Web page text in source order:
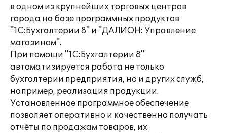
в одном из крупнейших торговых центров
города на базе программных продуктов
"1С:Бухгалтерии 8" и "ДАЛИОН: Управление
магазином".
При помощи "1С:Бухгалтерии 8"
автоматизируется работа не только
бухгалтерии предприятия, но и других служб,
например, реализация продукции.
Установленное программное обеспечение
позволяет оперативно и качественно получать
отчёты по продажам товаров, их